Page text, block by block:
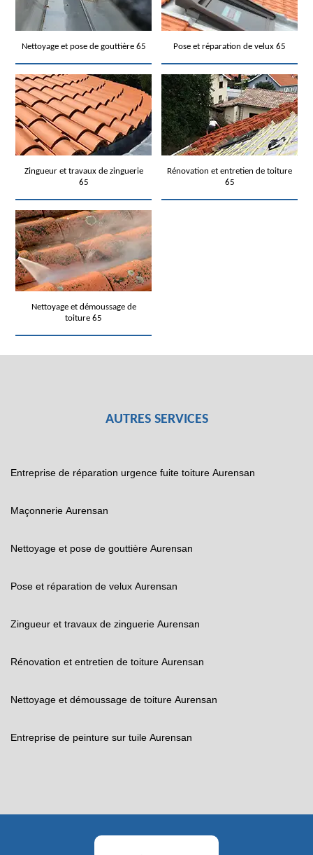
Nettoyage et pose de gouttière 65 Pose et réparation de velux 65
Zingueur et travaux de zinguerie
65
Rénovation et entretien de toiture
65
Nettoyage et démoussage de
toiture 65
AUTRES SERVICES
Entreprise de réparation urgence fuite toiture Aurensan
Maçonnerie Aurensan
Nettoyage et pose de gouttière Aurensan
Pose et réparation de velux Aurensan
Zingueur et travaux de zinguerie Aurensan
Rénovation et entretien de toiture Aurensan
Nettoyage et démoussage de toiture Aurensan
Entreprise de peinture sur tuile Aurensan